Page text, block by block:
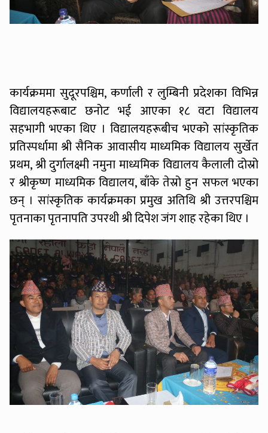
कार्यक्रममा सुदूरपश्चिम, कर्णाली र लुम्बिनी प्रदेशका विभिन्न
विद्यालयहरूबाट छनोट भई आएका १८ वटा विद्यालय
सहभागी भएका थिए । विद्यालयहरूबीच भएको सांस्कृतिक
प्रतिस्पर्धामा श्री सैनिक आवासीय माध्यमिक विद्यालय सुर्खेत
प्रथम, श्री दुर्गालक्ष्मी नमुना माध्यमिक विद्यालय कैलाली दोस्रो
र श्रीकृष्ण माध्यमिक विद्यालय, बाँके तेस्रो हुन सफल भएका
छन् । सांस्कृतिक कार्यक्रमका प्रमुख अतिथि श्री उत्तरपश्चिम
पृतनाका पृतनापति उपरथी श्री दिपेश जंग शाह रहेका थिए ।